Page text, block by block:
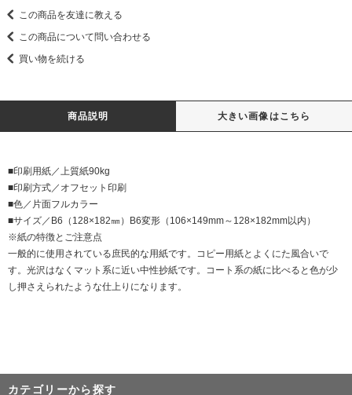
この商品を友達に教える
この商品について問い合わせる
買い物を続ける
商品説明 大きい画像はこちら
■印刷用紙／上質紙90kg
■印刷方式／オフセット印刷
■色／片面フルカラー
■サイズ／B6（128×182㎜）B6変形（106×149mm～128×182mm以内）
※紙の特徴とご注意点
一般的に使用されている庶民的な用紙です。コピー用紙とよくにた風合いで
す。光沢はなくマット系に近い中性抄紙です。コート系の紙に比べると色が少
し押さえられたような仕上りになります。
カテゴリーから探す